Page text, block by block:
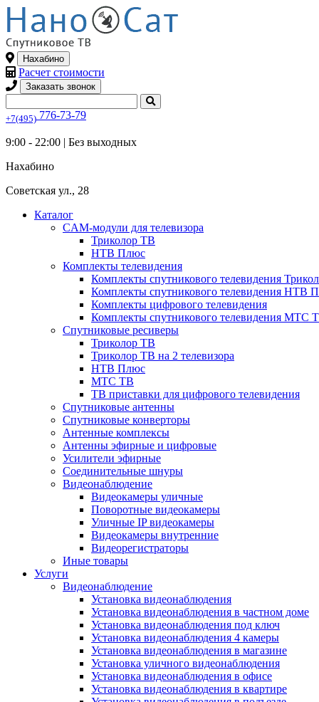
Нахабино
Расчет стоимости
Заказать звонок
+7(495) 776-73-79
9:00 - 22:00 | Без выходных
Нахабино
Советская ул., 28
Каталог
CAM-модули для телевизора
Триколор ТВ
НТВ Плюс
Комплекты телевидения
Комплекты спутникового телевидения
Комплекты спутникового телевидения НТВ
Комплекты цифрового телевидения
Комплекты спутникового телевидения МТС
Спутниковые ресиверы
Триколор ТВ
Триколор ТВ на 2 телевизора
НТВ Плюс
МТС ТВ
ТВ приставки для цифрового телевидения
Спутниковые антенны
Спутниковые конверторы
Антенные комплексы
Антенны эфирные и цифровые
Усилители эфирные
Соединительные шнуры
Видеонаблюдение
Видеокамеры уличные
Поворотные видеокамеры
Уличные IP видеокамеры
Видеокамеры внутренние
Видеорегистраторы
Иные товары
Услуги
Видеонаблюдение
Установка видеонаблюдения
Установка видеонаблюдения в частном доме
Установка видеонаблюдения под ключ
Установка видеонаблюдения 4 камеры
Установка видеонаблюдения в магазине
Установка уличного видеонаблюдения
Установка видеонаблюдения в офисе
Установка видеонаблюдения в квартире